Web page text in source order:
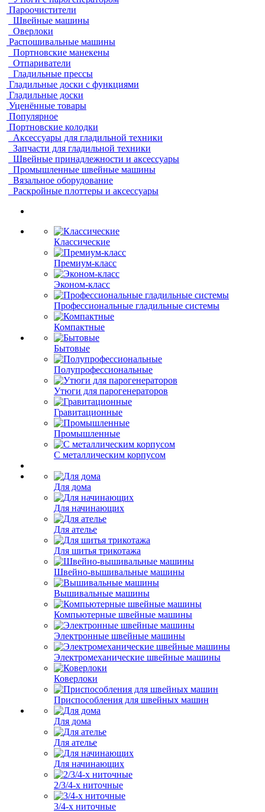
Пароочистители
Швейные машины
Оверлоки
Распошивальные машины
Портновские манекены
Отпариватели
Гладильные прессы
Гладильные доски с функциями
Гладильные доски
Уценённые товары
Популярное
Портновские колодки
Аксессуары для гладильной техники
Запчасти для гладильной техники
Швейные принадлежности и аксессуары
Промышленные швейные машины
Вязальное оборудование
Раскройные плоттеры и аксессуары
Классические
Премиум-класс
Эконом-класс
Профессиональные гладильные системы
Компактные
Бытовые
Полупрофессиональные
Утюги для парогенераторов
Гравитационные
Промышленные
С металлическим корпусом
Для дома
Для начинающих
Для ателье
Для шитья трикотажа
Швейно-вышивальные машины
Вышивальные машины
Компьютерные швейные машины
Электронные швейные машины
Электромеханические швейные машины
Коверлоки
Приспособления для швейных машин
Для дома
Для ателье
Для начинающих
2/3/4-х ниточные
3/4-х ниточные